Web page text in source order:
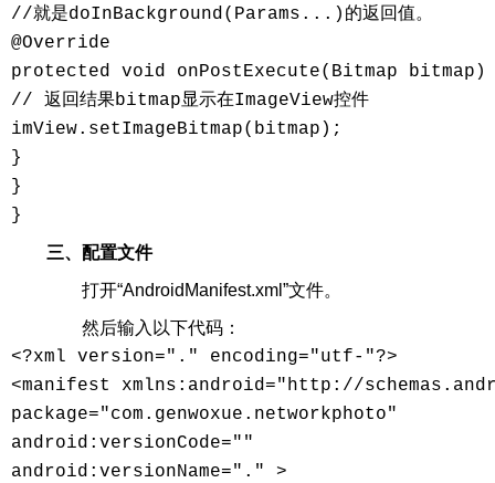
//就是doInBackground(Params...)的返回值。
@Override
protected void onPostExecute(Bitmap
// 返回结果bitmap显示在ImageView控件
imView.setImageBitmap(bitmap);
}
}
}
三、配置文件
打开“AndroidManifest.xml”文件。
然后输入以下代码：
<?xml version="." encoding="utf-"?>
<manifest xmlns:android="http://
package="com.genwoxue.networkphoto"
android:versionCode=""
android:versionName="." >